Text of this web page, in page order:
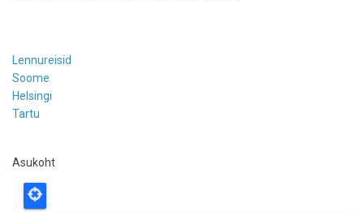
Lennureisid
Soome
Helsingi
Tartu
Asukoht